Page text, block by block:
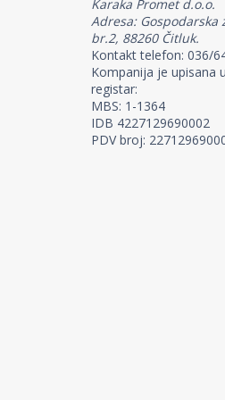
Karaka Promet d.o.o.
Adresa: Gospodarska
br.2, 88260 Čitluk.
Kontakt telefon: 036/
Kompanija je upisana
registar:
MBS: 1-1364
IDB 4227129690002
PDV broj: